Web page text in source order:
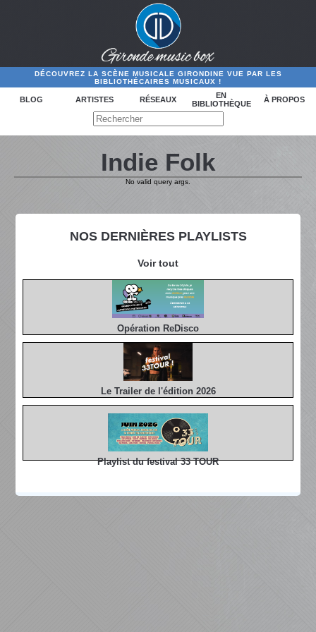
DÉCOUVREZ LA SCÈNE MUSICALE GIRONDINE VUE PAR LES
BIBLIOTHÉCAIRES MUSICAUX !
BLOG ARTISTES RÉSEAUX
EN
BIBLIOTHÈQUE
À PROPOS
NOS DERNIÈRES PLAYLISTS
Voir tout
Opération ReDisco
Le Trailer de l'édition 2026
Playlist du festival 33 TOUR
Indie Folk
No valid query args.